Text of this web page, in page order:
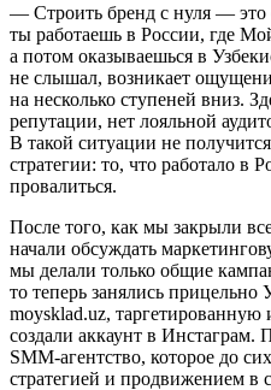
— Строить бренд с нуля — это
ты работаешь в России, где
а потом оказываешься в
не слышал, возникает
на несколько ступеней вниз.
репутации, нет лояльной
В такой ситуации не
стратегии: то, что работало в
провалиться.
После того, как мы закрыли
начали обсуждать
мы делали только общие
то теперь занялись прицельно
moysklad.uz, таргетированную
создали аккаунт в Инстаграм.
SMM-агентство, которое до
стратегией и продвижением в